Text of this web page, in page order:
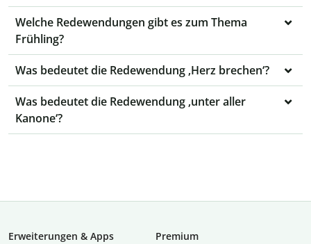
Welche Redewendungen gibt es zum Thema
Frühling?
Was bedeutet die Redewendung ‚Herz brechen‘?
Was bedeutet die Redewendung ‚unter aller
Kanone‘?
Erweiterungen & Apps
Premium